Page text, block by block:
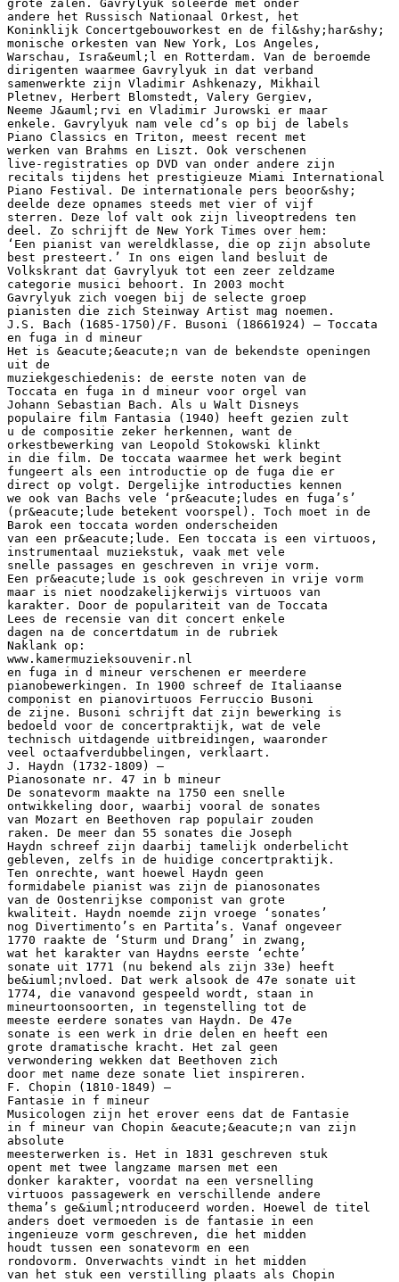
grote zalen. Gavrylyuk soleerde met onder
andere het Russisch Nationaal Orkest, het
Koninklijk Concertgebouworkest en de fil&shy;har&shy;
monische orkesten van New York, Los Angeles,
Warschau, Isra&euml;l en Rotterdam. Van de beroemde
dirigenten waarmee Gavrylyuk in dat verband
samenwerkte zijn Vladimir Ashkenazy, Mikhail
Pletnev, Herbert Blomstedt, Valery Gergiev,
Neeme J&auml;rvi en Vladimir Jurowski er maar
enkele. Gavrylyuk nam vele cd’s op bij de labels
Piano Classics en Triton, meest recent met
werken van Brahms en Liszt. Ook verschenen
live-registraties op DVD van onder andere zijn
recitals tijdens het prestigieuze Miami International
Piano Festival. De internationale pers beoor&shy;
deelde deze opnames steeds met vier of vijf
sterren. Deze lof valt ook zijn liveoptredens ten
deel. Zo schrijft de New York Times over hem:
‘Een pianist van wereldklasse, die op zijn absolute
best presteert.’ In ons eigen land besluit de
Volkskrant dat Gavrylyuk tot een zeer zeldzame
categorie musici behoort. In 2003 mocht
Gavrylyuk zich voegen bij de selecte groep
pianisten die zich Steinway Artist mag noemen.
J.S. Bach (1685-1750)/F. Busoni (18661924) – Toccata
en fuga in d mineur
Het is &eacute;&eacute;n van de bekendste openingen
uit de
muziekgeschiedenis: de eerste noten van de
Toccata en fuga in d mineur voor orgel van
Johann Sebastian Bach. Als u Walt Disneys
populaire film Fantasia (1940) heeft gezien zult
u de compositie zeker herkennen, want de
orkestbewerking van Leopold Stokowski klinkt
in die film. De toccata waarmee het werk begint
fungeert als een introductie op de fuga die er
direct op volgt. Dergelijke introducties kennen
we ook van Bachs vele ‘pr&eacute;ludes en fuga’s’
(pr&eacute;lude betekent voorspel). Toch moet in de
Barok een toccata worden onderscheiden
van een pr&eacute;lude. Een toccata is een virtuoos,
instrumentaal muziekstuk, vaak met vele
snelle passages en geschreven in vrije vorm.
Een pr&eacute;lude is ook geschreven in vrije vorm
maar is niet noodzakelijkerwijs virtuoos van
karakter. Door de populariteit van de Toccata
Lees de recensie van dit concert enkele
dagen na de concertdatum in de rubriek
Naklank op:
www.kamermuzieksouvenir.nl
en fuga in d mineur verschenen er meerdere
pianobewerkingen. In 1900 schreef de Italiaanse
componist en pianovirtuoos Ferruccio Busoni
de zijne. Busoni schrijft dat zijn bewerking is
bedoeld voor de concertpraktijk, wat de vele
technisch uitdagende uitbreidingen, waaronder
veel octaafverdubbelingen, verklaart.
J. Haydn (1732-1809) –
Pianosonate nr. 47 in b mineur
De sonatevorm maakte na 1750 een snelle
ontwikkeling door, waarbij vooral de sonates
van Mozart en Beethoven rap populair zouden
raken. De meer dan 55 sonates die Joseph
Haydn schreef zijn daarbij tamelijk onderbelicht
gebleven, zelfs in de huidige concertpraktijk.
Ten onrechte, want hoewel Haydn geen
formidabele pianist was zijn de pianosonates
van de Oostenrijkse componist van grote
kwaliteit. Haydn noemde zijn vroege ‘sonates’
nog Divertimento’s en Partita’s. Vanaf ongeveer
1770 raakte de ‘Sturm und Drang’ in zwang,
wat het karakter van Haydns eerste ‘echte’
sonate uit 1771 (nu bekend als zijn 33e) heeft
be&iuml;nvloed. Dat werk alsook de 47e sonate uit
1774, die vanavond gespeeld wordt, staan in
mineurtoonsoorten, in tegenstelling tot de
meeste eerdere sonates van Haydn. De 47e
sonate is een werk in drie delen en heeft een
grote dramatische kracht. Het zal geen
verwondering wekken dat Beethoven zich
door met name deze sonate liet inspireren.
F. Chopin (1810-1849) –
Fantasie in f mineur
Musicologen zijn het erover eens dat de Fantasie
in f mineur van Chopin &eacute;&eacute;n van zijn
absolute
meesterwerken is. Het in 1831 geschreven stuk
opent met twee langzame marsen met een
donker karakter, voordat na een versnelling
virtuoos passagewerk en verschillende andere
thema’s ge&iuml;ntroduceerd worden. Hoewel de titel
anders doet vermoeden is de fantasie in een
ingenieuze vorm geschreven, die het midden
houdt tussen een sonatevorm en een
rondovorm. Onverwachts vindt in het midden
van het stuk een verstilling plaats als Chopin